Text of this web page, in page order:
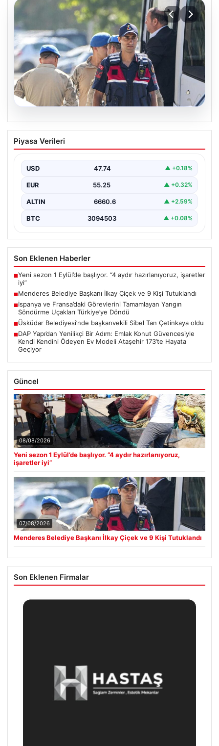
Menderes Belediye Başkanı İlkay Çiçek
ve 9 Kişi Tutuklandı
Çiçek’in de aralarında bulunduğu isimlere yönelik
yürütülen kapsamlı…
Piyasa Verileri
USD 47.74 ▲ +0.18%
EUR 55.25 ▲ +0.32%
ALTIN 6660.6 ▲ +2.59%
BTC 3094503 ▲ +0.08%
Son Eklenen Haberler
■Yeni sezon 1 Eylül’de başlıyor. “4 aydır hazırlanıyoruz, işaretler
iyi”
■Menderes Belediye Başkanı İlkay Çiçek ve 9 Kişi Tutuklandı
■İspanya ve Fransa’daki Görevlerini Tamamlayan Yangın
Söndürme Uçakları Türkiye’ye Döndü
■Üsküdar Belediyesi’nde başkanvekili Sibel Tan Çetinkaya oldu
■DAP Yapı’dan Yenilikçi Bir Adım: Emlak Konut Güvencesiyle
Kendi Kendini Ödeyen Ev Modeli Ataşehir 173’te Hayata
Geçiyor
Güncel
08/08/2026
Yeni sezon 1 Eylül’de başlıyor. “4 aydır hazırlanıyoruz,
işaretler iyi”
07/08/2026
Menderes Belediye Başkanı İlkay Çiçek ve 9 Kişi Tutuklandı
Son Eklenen Firmalar